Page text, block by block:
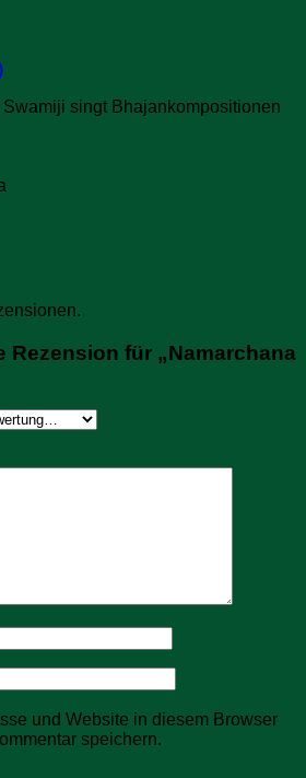
singt Bhajankompositionen
Rezension für „Namarchana
und Website in diesem Browser
speichern.